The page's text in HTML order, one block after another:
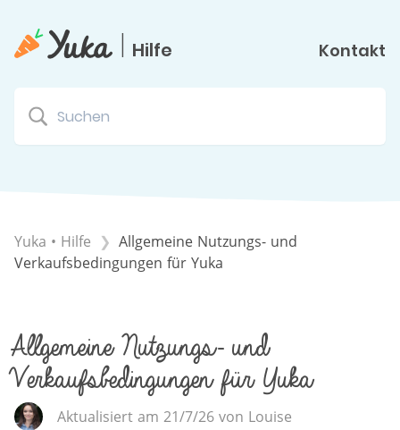
| Hilfe Kontakt
Yuka • Hilfe
Allgemeine Nutzungs- und
Verkaufsbedingungen für Yuka
Allgemeine Nutzungs- und
Verkaufsbedingungen für Yuka
Aktualisiert am 21/7/26 von Louise